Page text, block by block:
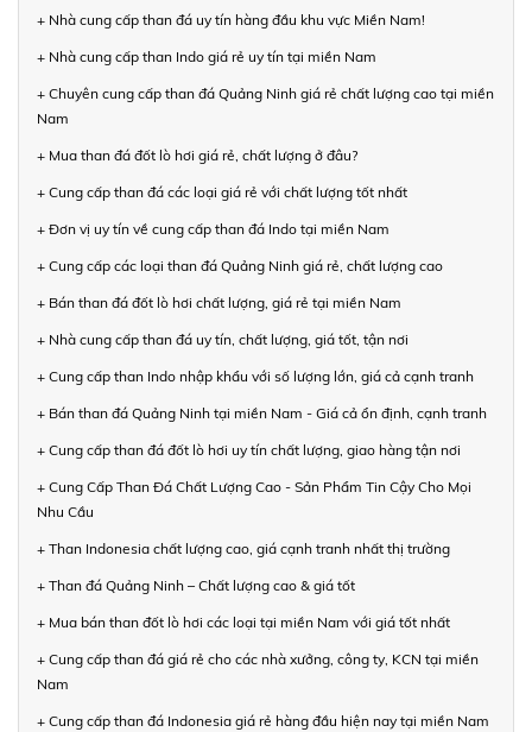
+ Nhà cung cấp than đá uy tín hàng đầu khu vực Miền Nam!
+ Nhà cung cấp than Indo giá rẻ uy tín tại miền Nam
+ Chuyên cung cấp than đá Quảng Ninh giá rẻ chất lượng cao tại miền
Nam
+ Mua than đá đốt lò hơi giá rẻ, chất lượng ở đâu?
+ Cung cấp than đá các loại giá rẻ với chất lượng tốt nhất
+ Đơn vị uy tín về cung cấp than đá Indo tại miền Nam
+ Cung cấp các loại than đá Quảng Ninh giá rẻ, chất lượng cao
+ Bán than đá đốt lò hơi chất lượng, giá rẻ tại miền Nam
+ Nhà cung cấp than đá uy tín, chất lượng, giá tốt, tận nơi
+ Cung cấp than Indo nhập khẩu với số lượng lớn, giá cả cạnh tranh
+ Bán than đá Quảng Ninh tại miền Nam - Giá cả ổn định, cạnh tranh
+ Cung cấp than đá đốt lò hơi uy tín chất lượng, giao hàng tận nơi
+ Cung Cấp Than Đá Chất Lượng Cao - Sản Phẩm Tin Cậy Cho Mọi
Nhu Cầu
+ Than Indonesia chất lượng cao, giá cạnh tranh nhất thị trường
+ Than đá Quảng Ninh – Chất lượng cao & giá tốt
+ Mua bán than đốt lò hơi các loại tại miền Nam với giá tốt nhất
+ Cung cấp than đá giá rẻ cho các nhà xưởng, công ty, KCN tại miền
Nam
+ Cung cấp than đá Indonesia giá rẻ hàng đầu hiện nay tại miền Nam